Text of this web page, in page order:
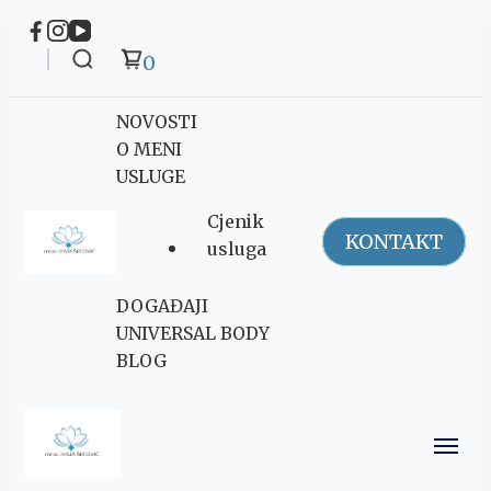
0
Maja Šegović
Ananda
NOVOSTI
O MENI
USLUGE
Cjenik
usluga
DOGAĐAJI
UNIVERSAL BODY
BLOG
KONTAKT